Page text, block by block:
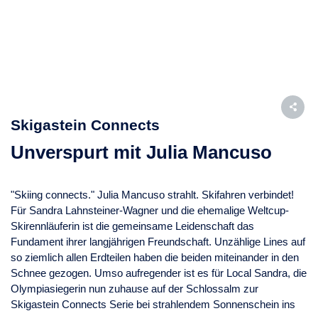
Skigastein Connects
Unverspurt mit Julia Mancuso
"Skiing connects." Julia Mancuso strahlt. Skifahren verbindet!
Für Sandra Lahnsteiner-Wagner und die ehemalige Weltcup-
Skirennläuferin ist die gemeinsame Leidenschaft das
Fundament ihrer langjährigen Freundschaft. Unzählige Lines auf
so ziemlich allen Erdteilen haben die beiden miteinander in den
Schnee gezogen. Umso aufregender ist es für Local Sandra, die
Olympiasiegerin nun zuhause auf der Schlossalm zur
Skigastein Connects Serie bei strahlendem Sonnenschein ins